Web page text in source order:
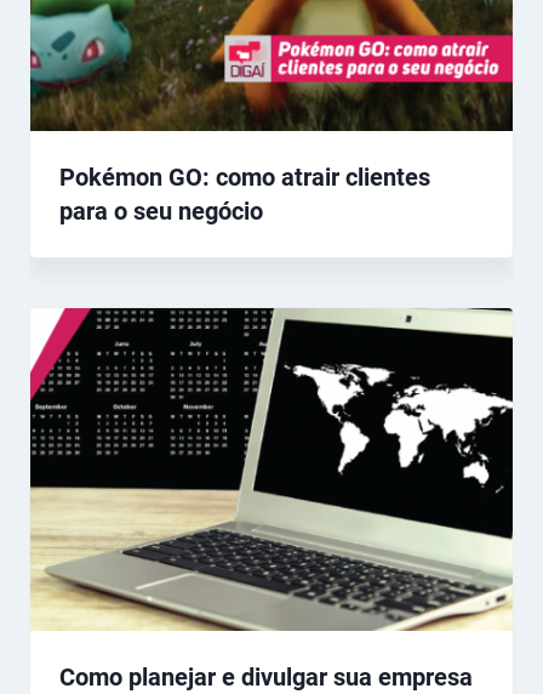
Pokémon GO: como atrair clientes
para o seu negócio
Como planejar e divulgar sua empresa